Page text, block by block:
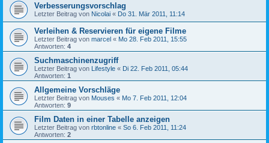
Verbesserungsvorschlag
Letzter Beitrag von Nicolai « Do 31. Mär 2011, 11:14
Verleihen & Reservieren für eigene Filme
Letzter Beitrag von marcel « Mo 28. Feb 2011, 15:55
Antworten: 4
Suchmaschinenzugriff
Letzter Beitrag von Lifestyle « Di 22. Feb 2011, 05:44
Antworten: 1
Allgemeine Vorschläge
Letzter Beitrag von Mouses « Mo 7. Feb 2011, 12:04
Antworten: 9
Film Daten in einer Tabelle anzeigen
Letzter Beitrag von rbtonline « So 6. Feb 2011, 11:24
Antworten: 2